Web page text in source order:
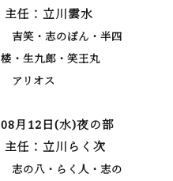
主任：立川雲水
吉笑・志のぽん・半四
楼・生九郎・笑王丸
アリオス
08月12日(水)夜の部
主任：立川らく次
志の八・らく人・志の